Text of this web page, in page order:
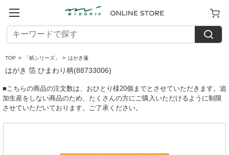
TOP > 「紙シリーズ」 > はがき箋
はがき 箔 ひまわり柄(88733006)
■こちらの商品の注文数は、おひとり様20個までとさせていただきます。追
加生産をしない商品のため、たくさんの方にご購入いただけるように制限
させていただいております。ご了承ください。